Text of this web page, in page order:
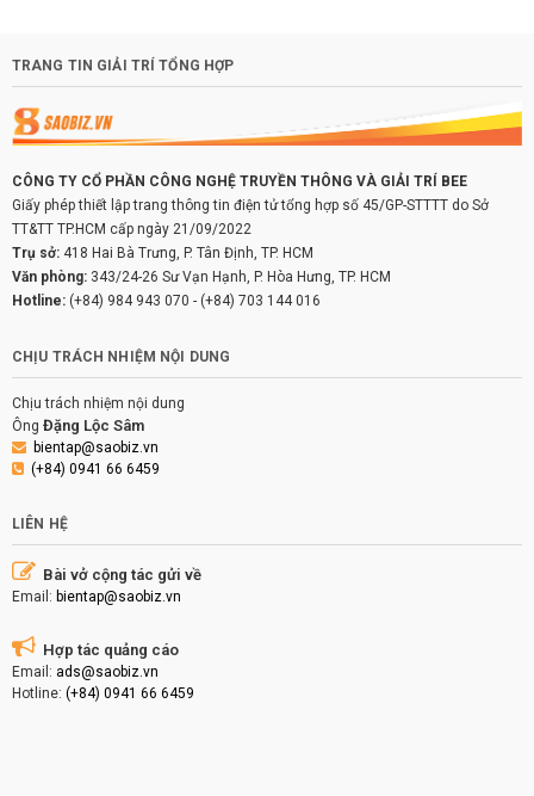
TRANG TIN GIẢI TRÍ TỔNG HỢP
CÔNG TY CỔ PHẦN CÔNG NGHỆ TRUYỀN THÔNG VÀ GIẢI TRÍ BEE
Giấy phép thiết lập trang thông tin điện tử tổng hợp số 45/GP-STTTT do Sở
TT&TT TP.HCM cấp ngày 21/09/2022
Trụ sở: 418 Hai Bà Trưng, P. Tân Định, TP. HCM
Văn phòng: 343/24-26 Sư Vạn Hạnh, P. Hòa Hưng, TP. HCM
Hotline: (+84) 984 943 070 - (+84) 703 144 016
CHỊU TRÁCH NHIỆM NỘI DUNG
Chịu trách nhiệm nội dung
Ông Đặng Lộc Sâm
bientap@saobiz.vn
(+84) 0941 66 6459
LIÊN HỆ
Bài vở cộng tác gửi về
Email: bientap@saobiz.vn
Hợp tác quảng cáo
Email: ads@saobiz.vn
Hotline: (+84) 0941 66 6459